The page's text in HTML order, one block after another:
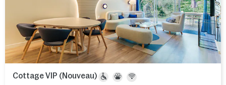
Cottage VIP (Nouveau)